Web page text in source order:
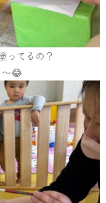
ってるの？
〜😂